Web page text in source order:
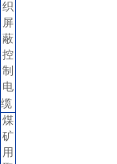
织
屏
蔽
控
制
电
缆
煤
矿
用